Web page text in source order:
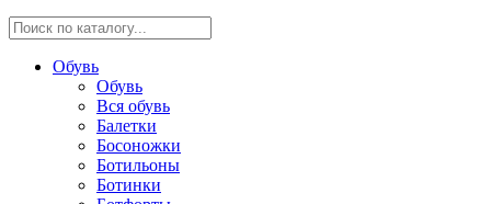
Обувь
Обувь
Вся обувь
Балетки
Босоножки
Ботильоны
Ботинки